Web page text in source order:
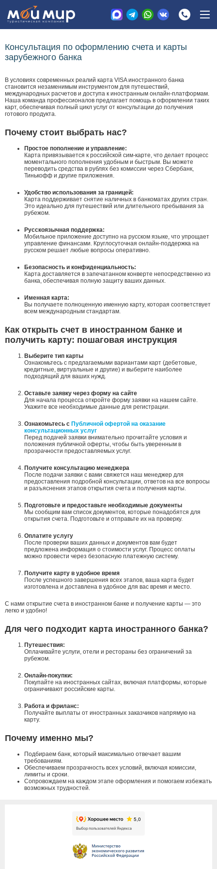
Консультация по оформлению счета и карты
зарубежного банка
В условиях современных реалий карта VISA иностранного банка
становится незаменимым инструментом для путешествий,
международных расчетов и доступа к иностранным онлайн-платформам.
Наша команда профессионалов предлагает помощь в оформлении таких
карт, обеспечивая полный цикл услуг от консультации до получения
готового продукта.
Почему стоит выбрать нас?
Простое пополнение и управление:
Карта привязывается к российской сим-карте, что делает процесс
моментального пополнения удобным и быстрым. Вы можете
переводить средства в рублях без комиссии через Сбербанк,
Тинькофф и другие приложения.
Удобство использования за границей:
Карта поддерживает снятие наличных в банкоматах других стран.
Это идеально для путешествий или длительного пребывания за
рубежом.
Русскоязычная поддержка:
Мобильное приложение доступно на русском языке, что упрощает
управление финансами. Круглосуточная онлайн-поддержка на
русском решает любые вопросы оперативно.
Безопасность и конфиденциальность:
Карта доставляется в запечатанном конверте непосредственно из
банка, обеспечивая полную защиту ваших данных.
Именная карта:
Вы получаете полноценную именную карту, которая соответствует
всем международным стандартам.
Как открыть счет в иностранном банке и
получить карту: пошаговая инструкция
Выберите тип карты
Ознакомьтесь с предлагаемыми вариантами карт (дебетовые,
кредитные, виртуальные и другие) и выберите наиболее
подходящий для ваших нужд.
Оставьте заявку через форму на сайте
Для начала процесса откройте форму заявки на нашем сайте.
Укажите все необходимые данные для регистрации.
Ознакомьтесь с Публичной офертой на оказание
консультационных услуг
Перед подачей заявки внимательно прочитайте условия и
положения публичной оферты, чтобы быть уверенным в
прозрачности предоставляемых услуг.
Получите консультацию менеджера
После подачи заявки с вами свяжется наш менеджер для
предоставления подробной консультации, ответов на все вопросы
и разъяснения этапов открытия счета и получения карты.
Подготовьте и предоставьте необходимые документы
Мы сообщим вам список документов, которые понадобятся для
открытия счета. Подготовьте и отправьте их на проверку.
Оплатите услугу
После проверки ваших данных и документов вам будет
предложена информация о стоимости услуг. Процесс оплаты
можно провести через безопасную платежную систему.
Получите карту в удобное время
После успешного завершения всех этапов, ваша карта будет
изготовлена и доставлена в удобное для вас время и место.
С нами открытие счета в иностранном банке и получение карты — это
легко и удобно!
Для чего подходит карта иностранного банка?
Путешествия:
Оплачивайте услуги, отели и рестораны без ограничений за
рубежом.
Онлайн-покупки:
Покупайте на иностранных сайтах, включая платформы, которые
ограничивают российские карты.
Работа и фриланс:
Получайте выплаты от иностранных заказчиков напрямую на
карту.
Почему именно мы?
Подбираем банк, который максимально отвечает вашим
требованиям.
Обеспечиваем прозрачность всех условий, включая комиссии,
лимиты и сроки.
Сопровождаем на каждом этапе оформления и помогаем избежать
возможных трудностей.